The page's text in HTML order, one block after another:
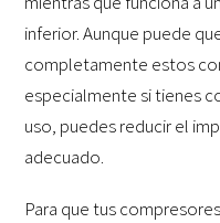
inferior. Aunque puede
completamente estos
especialmente si tienes
uso, puedes reducir el
adecuado.
Para que tus